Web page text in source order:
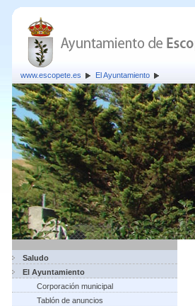
www.escopete.es El Ayuntamiento
Saludo
El Ayuntamiento
Corporación municipal
Tablón de anuncios